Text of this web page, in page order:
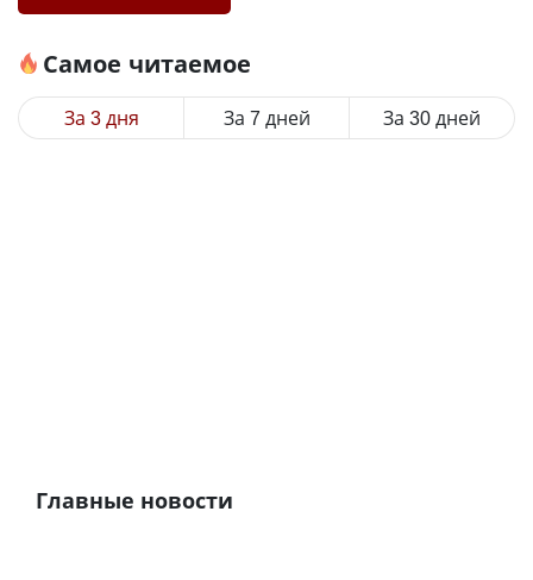
Самое читаемое
За 3 дня За 7 дней За 30 дней
Главные новости